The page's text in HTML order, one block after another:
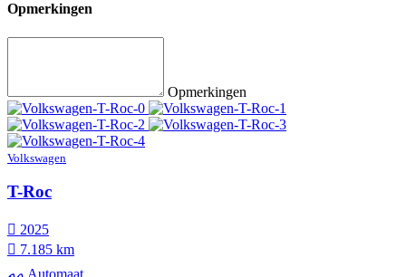
Opmerkingen
Opmerkingen
Volkswagen
T-Roc
2025
7.185 km
Automaat